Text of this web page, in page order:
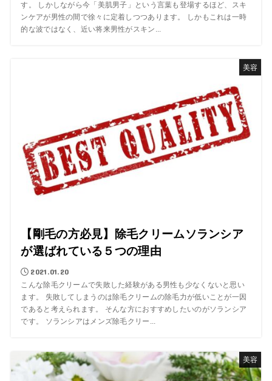
す。 しかしながら今「美肌男子」という言葉も登場するほど、スキ
ンケアが男性の間で徐々に定着しつつあります。 しかもこれは一時
的な波ではなく、近い将来男性がスキン...
美容
【剛毛の方必見】除毛クリームソランシア
が選ばれている５つの理由
2021.01.20
こんな除毛クリームで失敗した経験がある男性も少なくないと思い
ます。 失敗してしまうのは除毛クリームの除毛力が低いことが一因
であると考えられます。 そんな方におすすめしたいのがソランシア
です。 ソランシアはメンズ除毛クリー...
美容